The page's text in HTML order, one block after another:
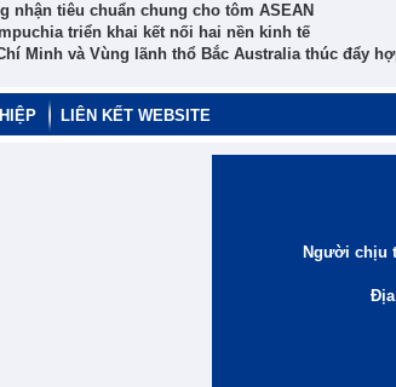
nhận tiêu chuẩn chung cho tôm ASEAN
triển khai kết nối hai nền kinh tế
Minh và Vùng lãnh thổ Bắc Australia thúc đẩy
LIÊN KẾT WEBSITE
Người chịu